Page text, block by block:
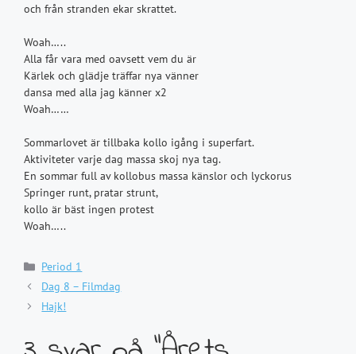
och från stranden ekar skrattet.
Woah…..
Alla får vara med oavsett vem du är
Kärlek och glädje träffar nya vänner
dansa med alla jag känner x2
Woah……
Sommarlovet är tillbaka kollo igång i superfart.
Aktiviteter varje dag massa skoj nya tag.
En sommar full av kollobus massa känslor och lyckorus
Springer runt, pratar strunt,
kollo är bäst ingen protest
Woah…..
Kategorier
Period 1
Dag 8 – Filmdag
Hajk!